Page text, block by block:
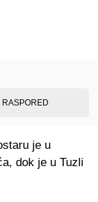
RASPORED
je u
dok je u Tuzli